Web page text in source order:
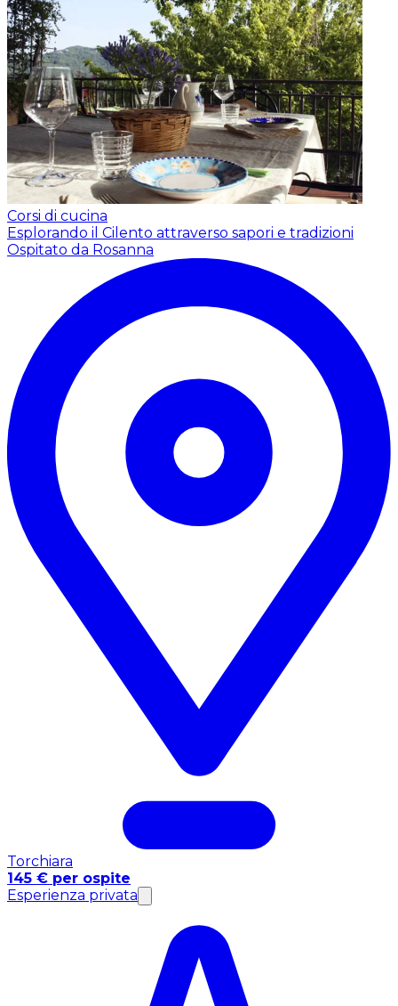
Corsi di cucina
Esplorando il Cilento attraverso sapori e tradizioni
Ospitato da Rosanna
Torchiara
145 € per ospite
Esperienza privata